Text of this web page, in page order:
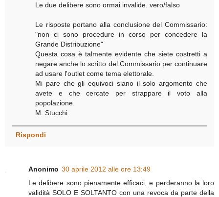
Le due delibere sono ormai invalide. vero/falso
Le risposte portano alla conclusione del Commissario:
"non ci sono procedure in corso per concedere la
Grande Distribuzione"
Questa cosa è talmente evidente che siete costretti a
negare anche lo scritto del Commissario per continuare
ad usare l'outlet come tema elettorale.
Mi pare che gli equivoci siano il solo argomento che
avete e che cercate per strappare il voto alla
popolazione.
M. Stucchi
Rispondi
Anonimo 30 aprile 2012 alle ore 13:49
Le delibere sono pienamente efficaci, e perderanno la loro
validità SOLO E SOLTANTO con una revoca da parte della